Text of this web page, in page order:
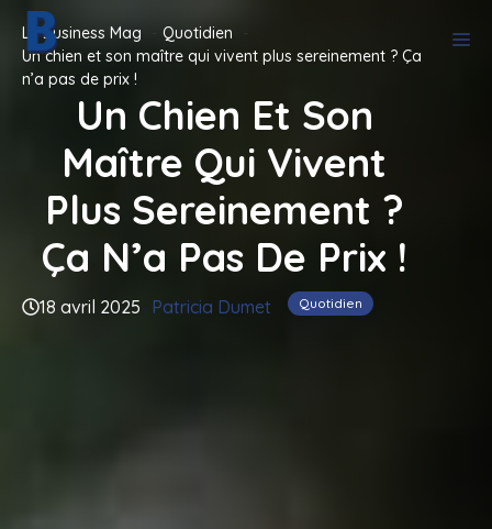
Aller
au
contenu
Le Business Mag
Quotidien
Un chien et son maître qui vivent plus sereinement ? Ça
n’a pas de prix !
Un Chien Et Son
Maître Qui Vivent
Plus Sereinement ?
Ça N’a Pas De Prix !
18 avril 2025 Patricia Dumet Quotidien